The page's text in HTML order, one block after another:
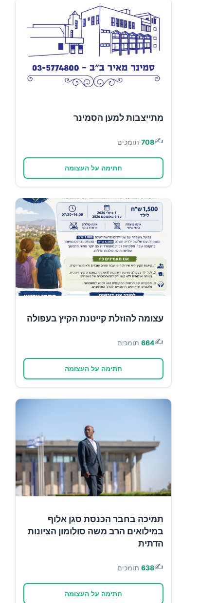
מתייצבות למען הסמינר
✍️
708 תומכים
חתימה על העצומה
עצומה להוזלת קייטנת הקיץ בעפולה
✍️
664 תומכים
חתימה על העצומה
תמיכה בחבר הכנסת סגן אלוף
במילואים הרב משה סולומון הציונות
הדתית
✍️
638 תומכים
חתימה על העצומה